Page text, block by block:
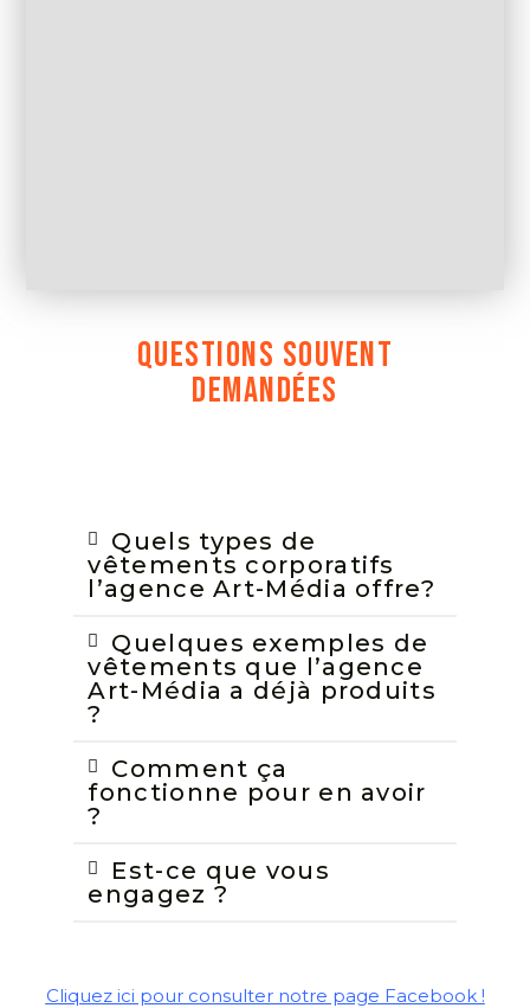
QUESTIONS SOUVENT
DEMANDÉES
Quels types de
vêtements corporatifs
l’agence Art-Média offre?
Quelques exemples de
vêtements que l’agence
Art-Média a déjà produits
?
Comment ça
fonctionne pour en avoir
?
Est-ce que vous
engagez ?
Cliquez ici pour consulter notre page Facebook !